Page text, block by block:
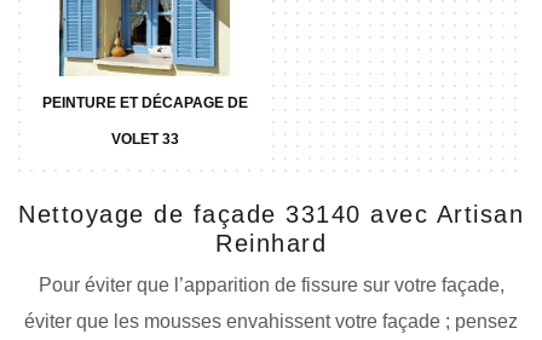
PEINTURE ET DÉCAPAGE DE
VOLET 33
Nettoyage de façade 33140 avec Artisan
Reinhard
Pour éviter que l’apparition de fissure sur votre façade,
éviter que les mousses envahissent votre façade ; pensez